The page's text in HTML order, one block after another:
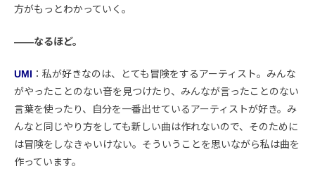
方がもっとわかっていく。
――なるほど。
UMI ：私が好きなのは、とても冒険をするアーティスト。みんな
がやったことのない音を見つけたり、みんなが言ったことのない
言葉を使ったり、自分を一番出せているアーティストが好き。み
んなと同じやり方をしても新しい曲は作れないので、そのために
は冒険をしなきゃいけない。そういうことを思いながら私は曲を
作っています。